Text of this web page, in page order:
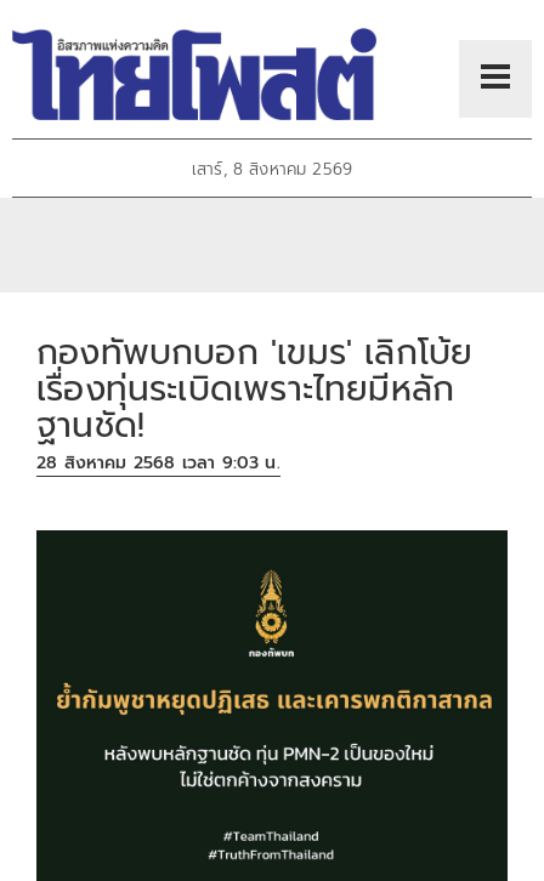
เสาร์, 8 สิงหาคม 2569
กองทัพบกบอก 'เขมร' เลิกโบ้ย
เรื่องทุ่นระเบิดเพราะไทยมีหลัก
ฐานชัด!
28 สิงหาคม 2568 เวลา 9:03 น.